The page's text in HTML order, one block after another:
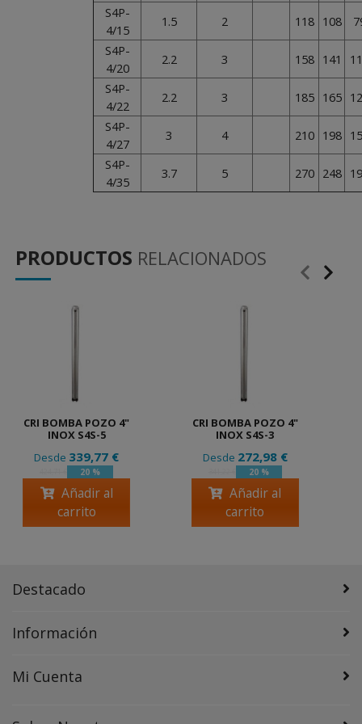
S4P-
4/15
1.5 2 118 108
S4P-
4/20
2.2 3 158 141
S4P-
4/22
2.2 3 185 165
S4P-
4/27
3 4 210 198
S4P-
4/35
3.7 5 270 248
PRODUCTOS RELACIONADOS
CRI BOMBA POZO 4"
INOX S4S-5
Desde 339,77 €
20 %
Añadir al
carrito
CRI BOMBA POZO 4"
INOX S4S-3
Desde 272,98 €
20 %
Añadir al
carrito
Destacado
Información
Mi Cuenta